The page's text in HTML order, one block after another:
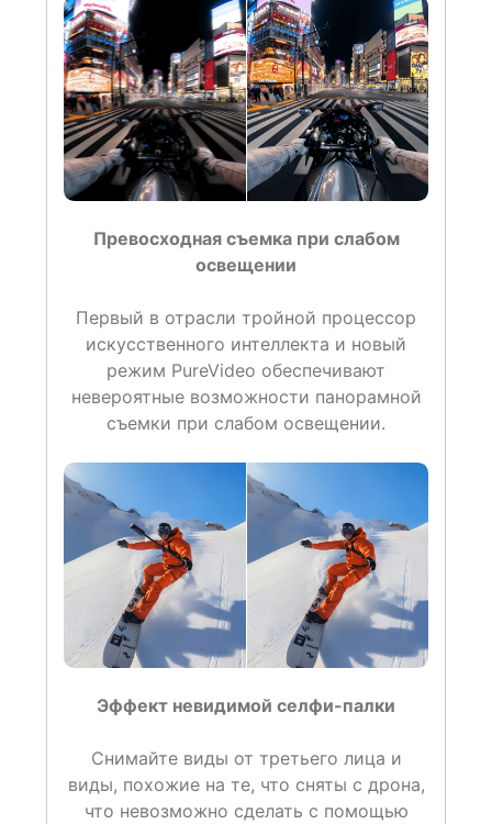
Превосходная съемка при слабом
освещении
Первый в отрасли тройной процессор
искусственного интеллекта и новый
режим PureVideo обеспечивают
невероятные возможности панорамной
съемки при слабом освещении.
Эффект невидимой селфи-палки
Снимайте виды от третьего лица и
виды, похожие на те, что сняты с дрона,
что невозможно сделать с помощью